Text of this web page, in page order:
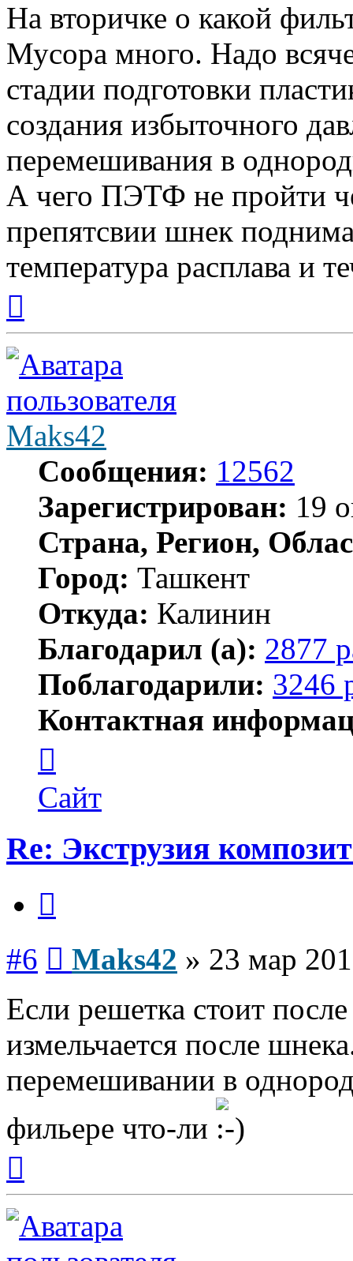
На вторичке о какой
Мусора много. Надо
стадии подготовки
создания избыточного
перемешивания в
А чего ПЭТФ не пройти
препятсвии шнек
температура расплава и
началу
Maks42
Сообщения: 12562
Зарегистрирован: 19
Страна, Регион,
Город: Ташкент
Откуда: Калинин
Благодарил (а): 2877
Поблагодарили: 3246
Контактная
пользователя
Maks42
Сайт
Re: Экструзия
#6 Maks42 » 23 мар
Если решетка стоит
измельчается после
перемешивании в
фильере что-ли
началу